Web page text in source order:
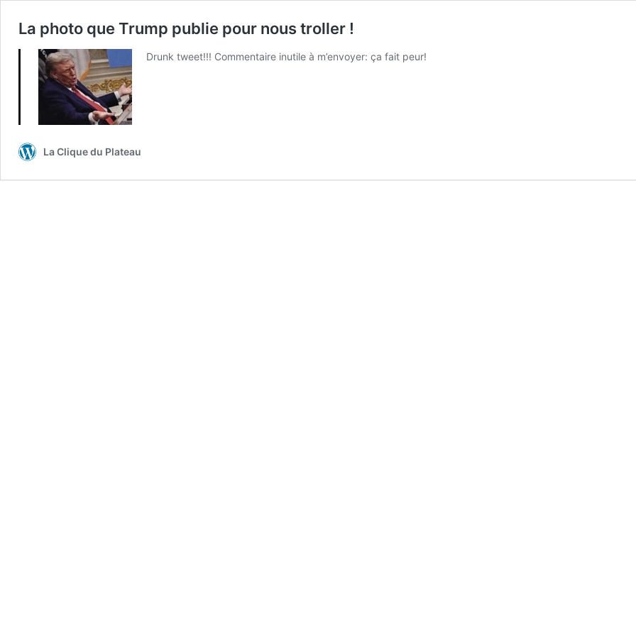
La photo que Trump publie pour nous troller !
Drunk tweet!!! Commentaire inutile à m’envoyer: ça fait peur!
La Clique du Plateau